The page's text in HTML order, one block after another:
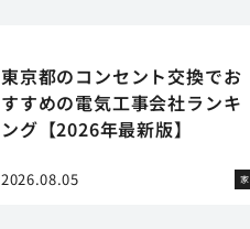
東京都のコンセント交換でお
すすめの電気工事会社ランキ
ング【2026年最新版】
2026.08.05 家